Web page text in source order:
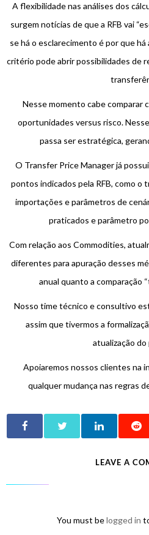
A flexibilidade nas análises dos
surgem notícias de que a RFB vai
se há o esclarecimento é por que
critério pode abrir possibilidades de
Nesse momento cabe comparar
oportunidades versus risco.
passa ser estratégica,
O Transfer Price Manager já
pontos indicados pela RFB, como o
importações e parâmetros de
praticados e parâmetro
Com relação aos Commodities,
diferentes para apuração desses
anual quanto a comparação
Nosso time técnico e consultivo
assim que tivermos a
atualização
Apoiaremos nossos clientes na
qualquer mudança nas regras
LEAVE A
You must belogged in